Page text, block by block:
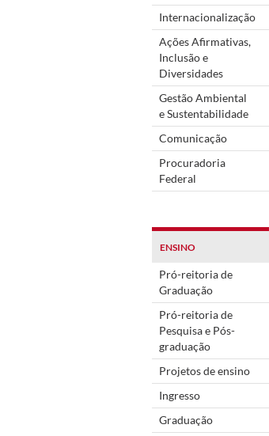
Internacionalização
Ações Afirmativas,
Inclusão e
Diversidades
Gestão Ambiental
e Sustentabilidade
Comunicação
Procuradoria
Federal
ENSINO
Pró-reitoria de
Graduação
Pró-reitoria de
Pesquisa e Pós-
graduação
Projetos de ensino
Ingresso
Graduação